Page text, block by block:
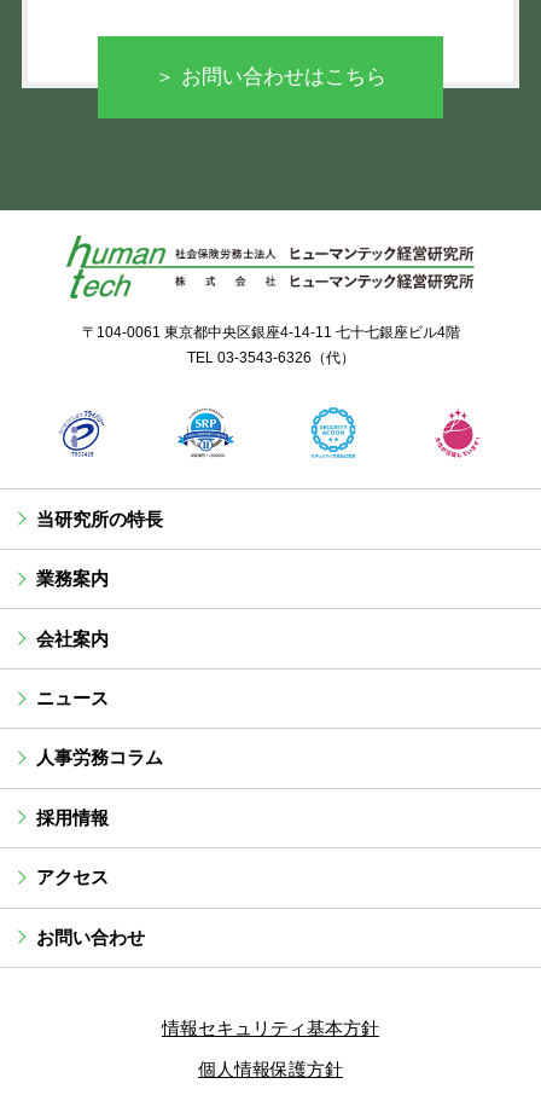
＞ お問い合わせはこちら
〒104-0061 東京都中央区銀座4-14-11 七十七銀座ビル4階
TEL 03-3543-6326 （代）
当研究所の特長
業務案内
会社案内
ニュース
人事労務コラム
採用情報
アクセス
お問い合わせ
情報セキュリティ基本方針
個人情報保護方針